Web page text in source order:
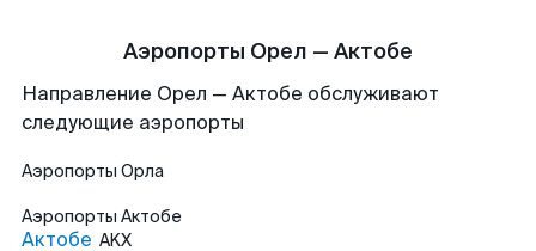
Аэропорты Орел — Актобе
Направление Орел — Актобе обслуживают
следующие аэропорты
Аэропорты Орла
Аэропорты Актобе
Актобе AKX